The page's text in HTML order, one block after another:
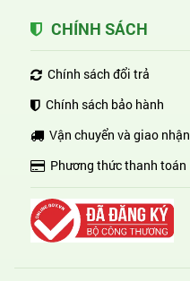
CHÍNH SÁCH
Chính sách đổi trả
Chính sách bảo hành
Vận chuyển và giao nhận
Phương thức thanh toán